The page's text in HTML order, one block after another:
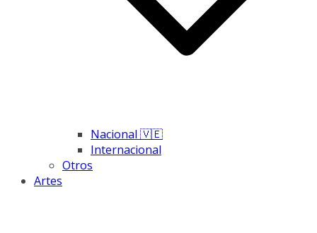
Nacional 🇻🇪
Internacional
Otros
Artes